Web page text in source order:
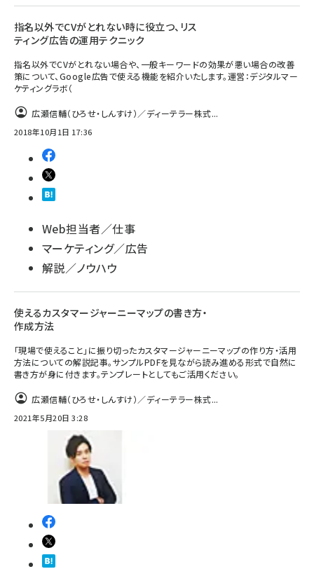
指名以外でCVがとれない時に役立つ、リス
ティング広告の運用テクニック
指名以外でCVがとれない場合や、一般キーワードの効果が悪い場合の改善
策について、Google広告で使える機能を紹介いたします。運営：デジタルマー
ケティングラボ（
広瀬信輔（ひろせ・しんすけ）／ディーテラー株式...
2018年10月1日 17:36
Web担当者／仕事
マーケティング／広告
解説／ノウハウ
使えるカスタマージャーニーマップの書き方・
作成方法
「現場で使えること」に振り切ったカスタマージャーニーマップの作り方・活用
方法についての解説記事。サンプルPDFを見ながら読み進める形式で自然に
書き方が身に付きます。テンプレートとしてもご活用ください。
広瀬信輔（ひろせ・しんすけ）／ディーテラー株式...
2021年5月20日 3:28